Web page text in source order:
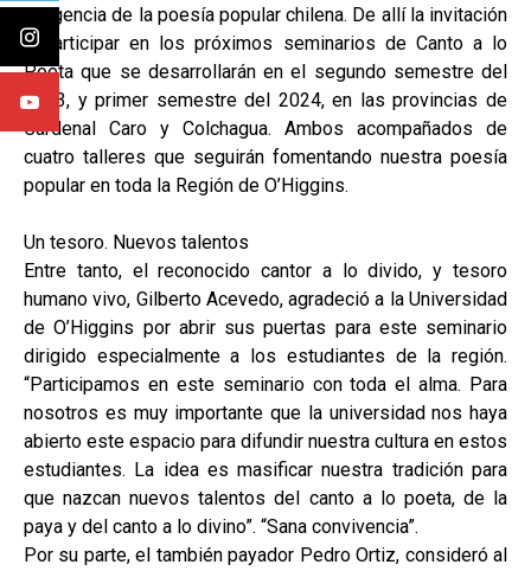
y vigencia de la poesía popular chilena. De allí la invitación
a participar en los próximos seminarios de Canto a lo
Poeta que se desarrollarán en el segundo semestre del
2023, y primer semestre del 2024, en las provincias de
Cardenal Caro y Colchagua. Ambos acompañados de
cuatro talleres que seguirán fomentando nuestra poesía
popular en toda la Región de O’Higgins.
Un tesoro. Nuevos talentos
Entre tanto, el reconocido cantor a lo divido, y tesoro
humano vivo, Gilberto Acevedo, agradeció a la Universidad
de O’Higgins por abrir sus puertas para este seminario
dirigido especialmente a los estudiantes de la región.
“Participamos en este seminario con toda el alma. Para
nosotros es muy importante que la universidad nos haya
abierto este espacio para difundir nuestra cultura en estos
estudiantes. La idea es masificar nuestra tradición para
que nazcan nuevos talentos del canto a lo poeta, de la
paya y del canto a lo divino”. “Sana convivencia”.
Por su parte, el también payador Pedro Ortiz, consideró al